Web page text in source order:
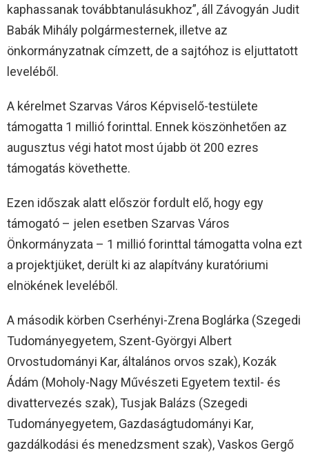
kaphassanak továbbtanulásukhoz”, áll Závogyán Judit
Babák Mihály polgármesternek, illetve az
önkormányzatnak címzett, de a sajtóhoz is eljuttatott
leveléből.
A kérelmet Szarvas Város Képviselő-testülete
támogatta 1 millió forinttal. Ennek köszönhetően az
augusztus végi hatot most újabb öt 200 ezres
támogatás követhette.
Ezen időszak alatt először fordult elő, hogy egy
támogató – jelen esetben Szarvas Város
Önkormányzata – 1 millió forinttal támogatta volna ezt
a projektjüket, derült ki az alapítvány kuratóriumi
elnökének leveléből.
A második körben Cserhényi-Zrena Boglárka (Szegedi
Tudományegyetem, Szent-Györgyi Albert
Orvostudományi Kar, általános orvos szak), Kozák
Ádám (Moholy-Nagy Művészeti Egyetem textil- és
divattervezés szak), Tusjak Balázs (Szegedi
Tudományegyetem, Gazdaságtudományi Kar,
gazdálkodási és menedzsment szak), Vaskos Gergő